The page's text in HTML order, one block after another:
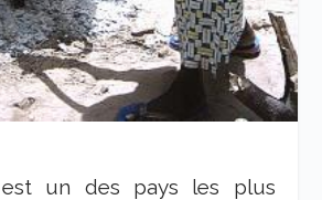
est un des pays les plus